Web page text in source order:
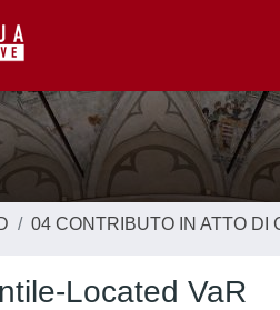
04 CONTRIBUTO IN ATTO DI
Located VaR